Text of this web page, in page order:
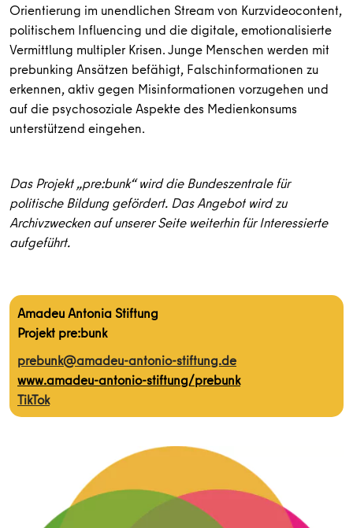
Orientierung im unendlichen Stream von Kurzvideocontent,
politischem Influencing und die digitale, emotionalisierte
Vermittlung multipler Krisen. Junge Menschen werden mit
prebunking Ansätzen befähigt, Falschinformationen zu
erkennen, aktiv gegen Misinformationen vorzugehen und
auf die psychosoziale Aspekte des Medienkonsums
unterstützend eingehen.
Das Projekt „pre:bunk“ wird die Bundeszentrale für
politische Bildung gefördert. Das Angebot wird zu
Archivzwecken auf unserer Seite weiterhin für Interessierte
aufgeführt.
Amadeu Antonia Stiftung
Projekt pre:bunk
prebunk@amadeu-antonio-stiftung.de
www.amadeu-antonio-stiftung/prebunk
TikTok